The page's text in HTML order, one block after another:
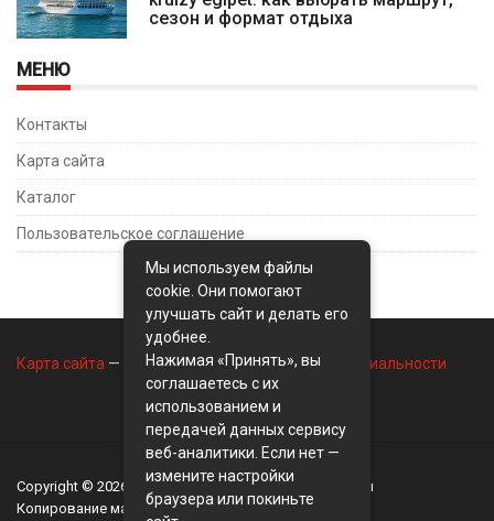
сезон и формат отдыха
МЕНЮ
Контакты
Карта сайта
Каталог
Пользовательское соглашение
Карта сайта — Контакты— Политика конфиденциальности
Copyright © 2026 BusinessMix- Экономика и финансы
Копирование материалов разрешается, только с
Мы используем файлы
cookie. Они помогают
улучшать сайт и делать его
удобнее.
Нажимая «Принять», вы
соглашаетесь с их
использованием и
передачей данных сервису
веб-аналитики. Если нет —
измените настройки
браузера или покиньте